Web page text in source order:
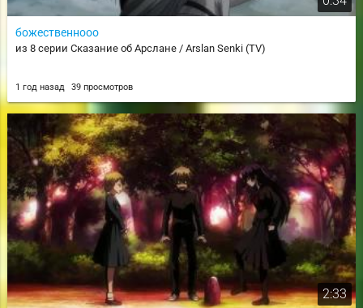
божественнооо
из 8 серии Сказание об Арслане / Arslan Senki (TV)
1 год назад 39 просмотров
2:33